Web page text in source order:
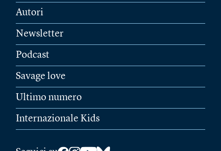
Autori
Newsletter
Podcast
Savage love
Ultimo numero
Internazionale Kids